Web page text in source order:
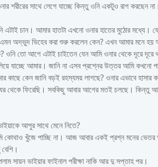
শরীরের সাথে লেগে যাচ্ছে কিন্তু ওনি একটুও রাগ করছেন না।
এটাই চান। আমার হাতটা এখনো ওনার হাতের মুঠোর মধ্যে।
এমন অদ্ভুদ ভিহেব করা শুরু করলেন কেন? এখন আমার মনে
ওনি তো আগে এটাই চাইতেন যেন আমি ওনার থেকে দূরে
যাচ্ছে আমার। জানি না এসব প্রশ্নের উত্তর আমি কখনো
কাছে কেন জানি বড়ই রহস্যময় লাগছে? ওনার এভাবে হাসার
থেকে ফিরেছি। সবকিছু আবার আগের মতই চলছে। কিন্তু
আপুর সাথে মেনে নিতে?
খুঁজে পাচ্ছি না। আজ আবার একই প্রশ্ন মনের ভেতর
সায়ন ভাইয়ার ফাইনাল পরীক্ষা নাকি আর দু সপ্তাহ পর।